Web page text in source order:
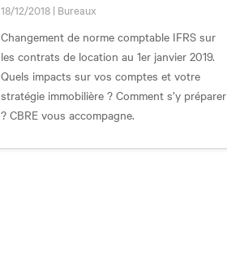
18/12/2018 | Bureaux
Changement de norme comptable IFRS sur
les contrats de location au 1er janvier 2019.
Quels impacts sur vos comptes et votre
stratégie immobilière ? Comment s’y préparer
? CBRE vous accompagne.